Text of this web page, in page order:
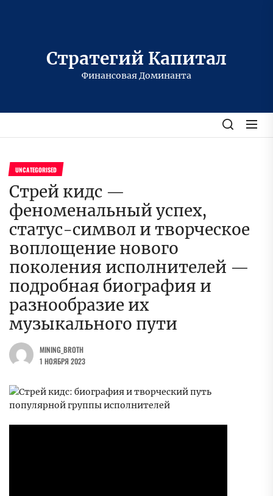
Стратегий Капитал
Финансовая Доминанта
UNCATEGORISED
Стрей кидс —
феноменальный успех,
статус-символ и творческое
воплощение нового
поколения исполнителей —
подробная биография и
разнообразие их
музыкального пути
MINING_BROTH
1 НОЯБРЯ 2023